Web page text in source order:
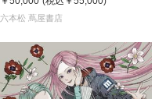
六本松 蔦屋書店